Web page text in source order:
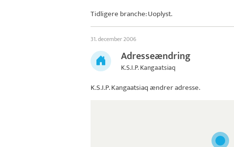
Tidligere branche: Uoplyst.
31. december 2006
Adresseændring
K.S.I.P. Kangaatsiaq
K.S.I.P. Kangaatsiaqændrer adresse.